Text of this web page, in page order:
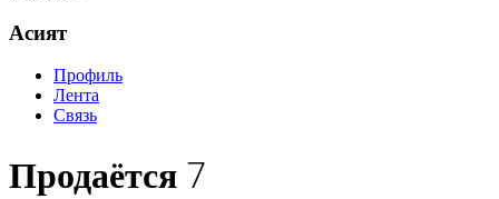
Асият
Профиль
Лента
Связь
Продаётся 7